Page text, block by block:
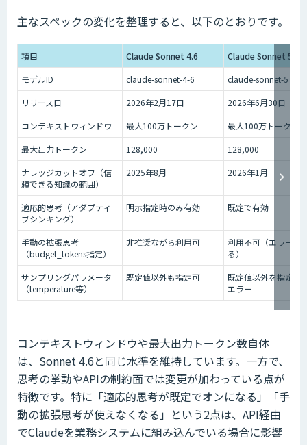
主なスペックの変化を整理すると、以下のとおりです。
項目 Claude Sonnet 4.6
Claude Sonnet 5
モデルID
claude-sonnet-4-6
claude-sonnet-5
リリース日
2026年2月17日
2026年6月30日
コンテキストウィンドウ
最大100万トークン
最大100万トークン
最大出力トークン
128,000
128,000
ナレッジカットオフ（信
頼できる知識の範囲）
2025年8月 2026年1月
適応的思考（アダプティ
ブシンキング）
明示指定時のみ有効 既定で有効
手動の拡張思考
（budget_tokens指定）
非推奨ながら利用可
利用不可（エラーに
る）
サンプリングパラメータ
（temperature等）
既定値以外も指定可
既定値以外を指定す
エラー
コンテキストウィンドウや最大出力トークン数自体
は、Sonnet 4.6と同じ水準を維持しています。一方で、
思考の挙動やAPIの制約面では変更が加わっている点が
特徴です。特に「適応的思考が既定でオンになる」「手
動の拡張思考が使えなくなる」という2点は、API経由
でClaudeを業務システムに組み込んでいる場合に影響